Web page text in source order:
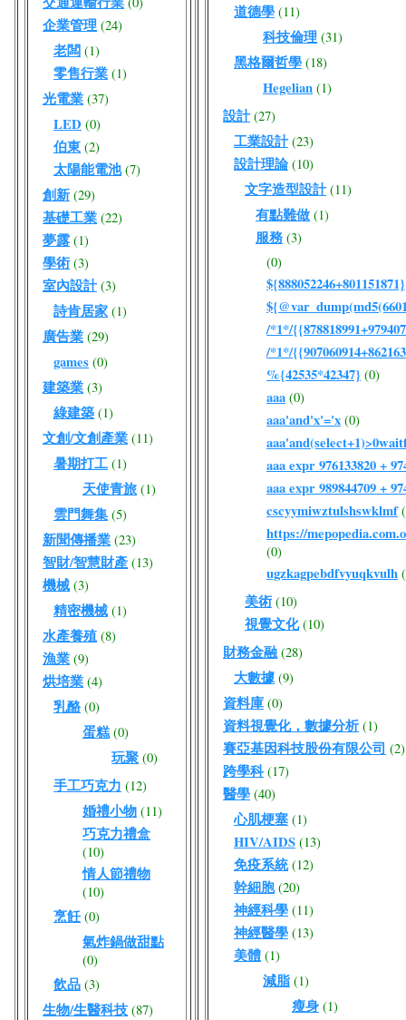
企業管理 (24)
老闆 (1)
零售行業 (1)
光電業 (37)
LED (0)
伯東 (2)
太陽能電池 (7)
創新 (29)
基礎工業 (22)
夢露 (1)
學術 (3)
室內設計 (3)
詩肯居家 (1)
廣告業 (29)
games (0)
建築業 (3)
綠建築 (1)
文創/文創產業 (11)
暑期打工 (1)
天使青旅 (1)
雲門舞集 (5)
新聞傳播業 (23)
智財/智慧財產 (13)
機械 (3)
精密機械 (1)
水產養殖 (8)
漁業 (9)
烘培業 (4)
乳酪 (0)
蛋糕 (0)
玩聚 (0)
手工巧克力 (12)
婚禮小物 (11)
巧克力禮盒
(10)
情人節禮物
(10)
烹飪 (0)
氣炸鍋做甜點
(0)
飲品 (3)
生物/生醫科技 (87)
道德學 (11)
科技倫理 (31)
黑格爾哲學 (18)
Hegelian (1)
設計 (27)
工業設計 (23)
設計理論 (10)
文字造型設計 (11)
有點難做 (1)
服務 (3)
(0)
${888052246+801151871}
/*1*/
/*1*/
%{42535*42347} (0)
aaa (0)
aaa'and'x'='x (0)
aaa expr 976133820 +
aaa expr 989844709 +
cscyymiwztulshswklmf
https://
(0)
ugzkagpebdfvyuqkvulh
美術 (10)
視覺文化 (10)
財務金融 (28)
大數據 (9)
資料庫 (0)
資料視覺化，數據分析 (1)
賽亞基因科技股份有限公司 (2)
跨學科 (17)
醫學 (40)
心肌梗塞 (1)
HIV/AIDS (13)
免疫系統 (12)
幹細胞 (20)
神經科學 (11)
神經醫學 (13)
美體 (1)
減脂 (1)
瘦身 (1)